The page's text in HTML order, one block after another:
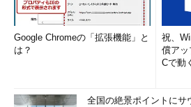
Google Chromeの「拡張機能」と
は？
祝、
償アッ
Cで動
全国の絶景ポイントにサ